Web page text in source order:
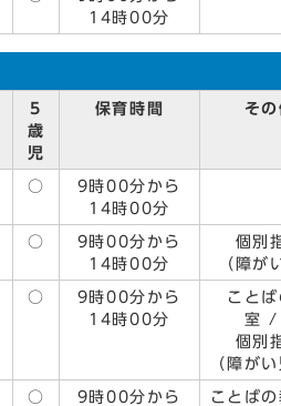
14時00分
5
歳
児
保育時間 そ
○
9時00分から
14時00分
○
9時00分から
14時00分
個別
（障が
○
9時00分から
14時00分
こと
室
個別
（障が
○
9時00分から
ことば